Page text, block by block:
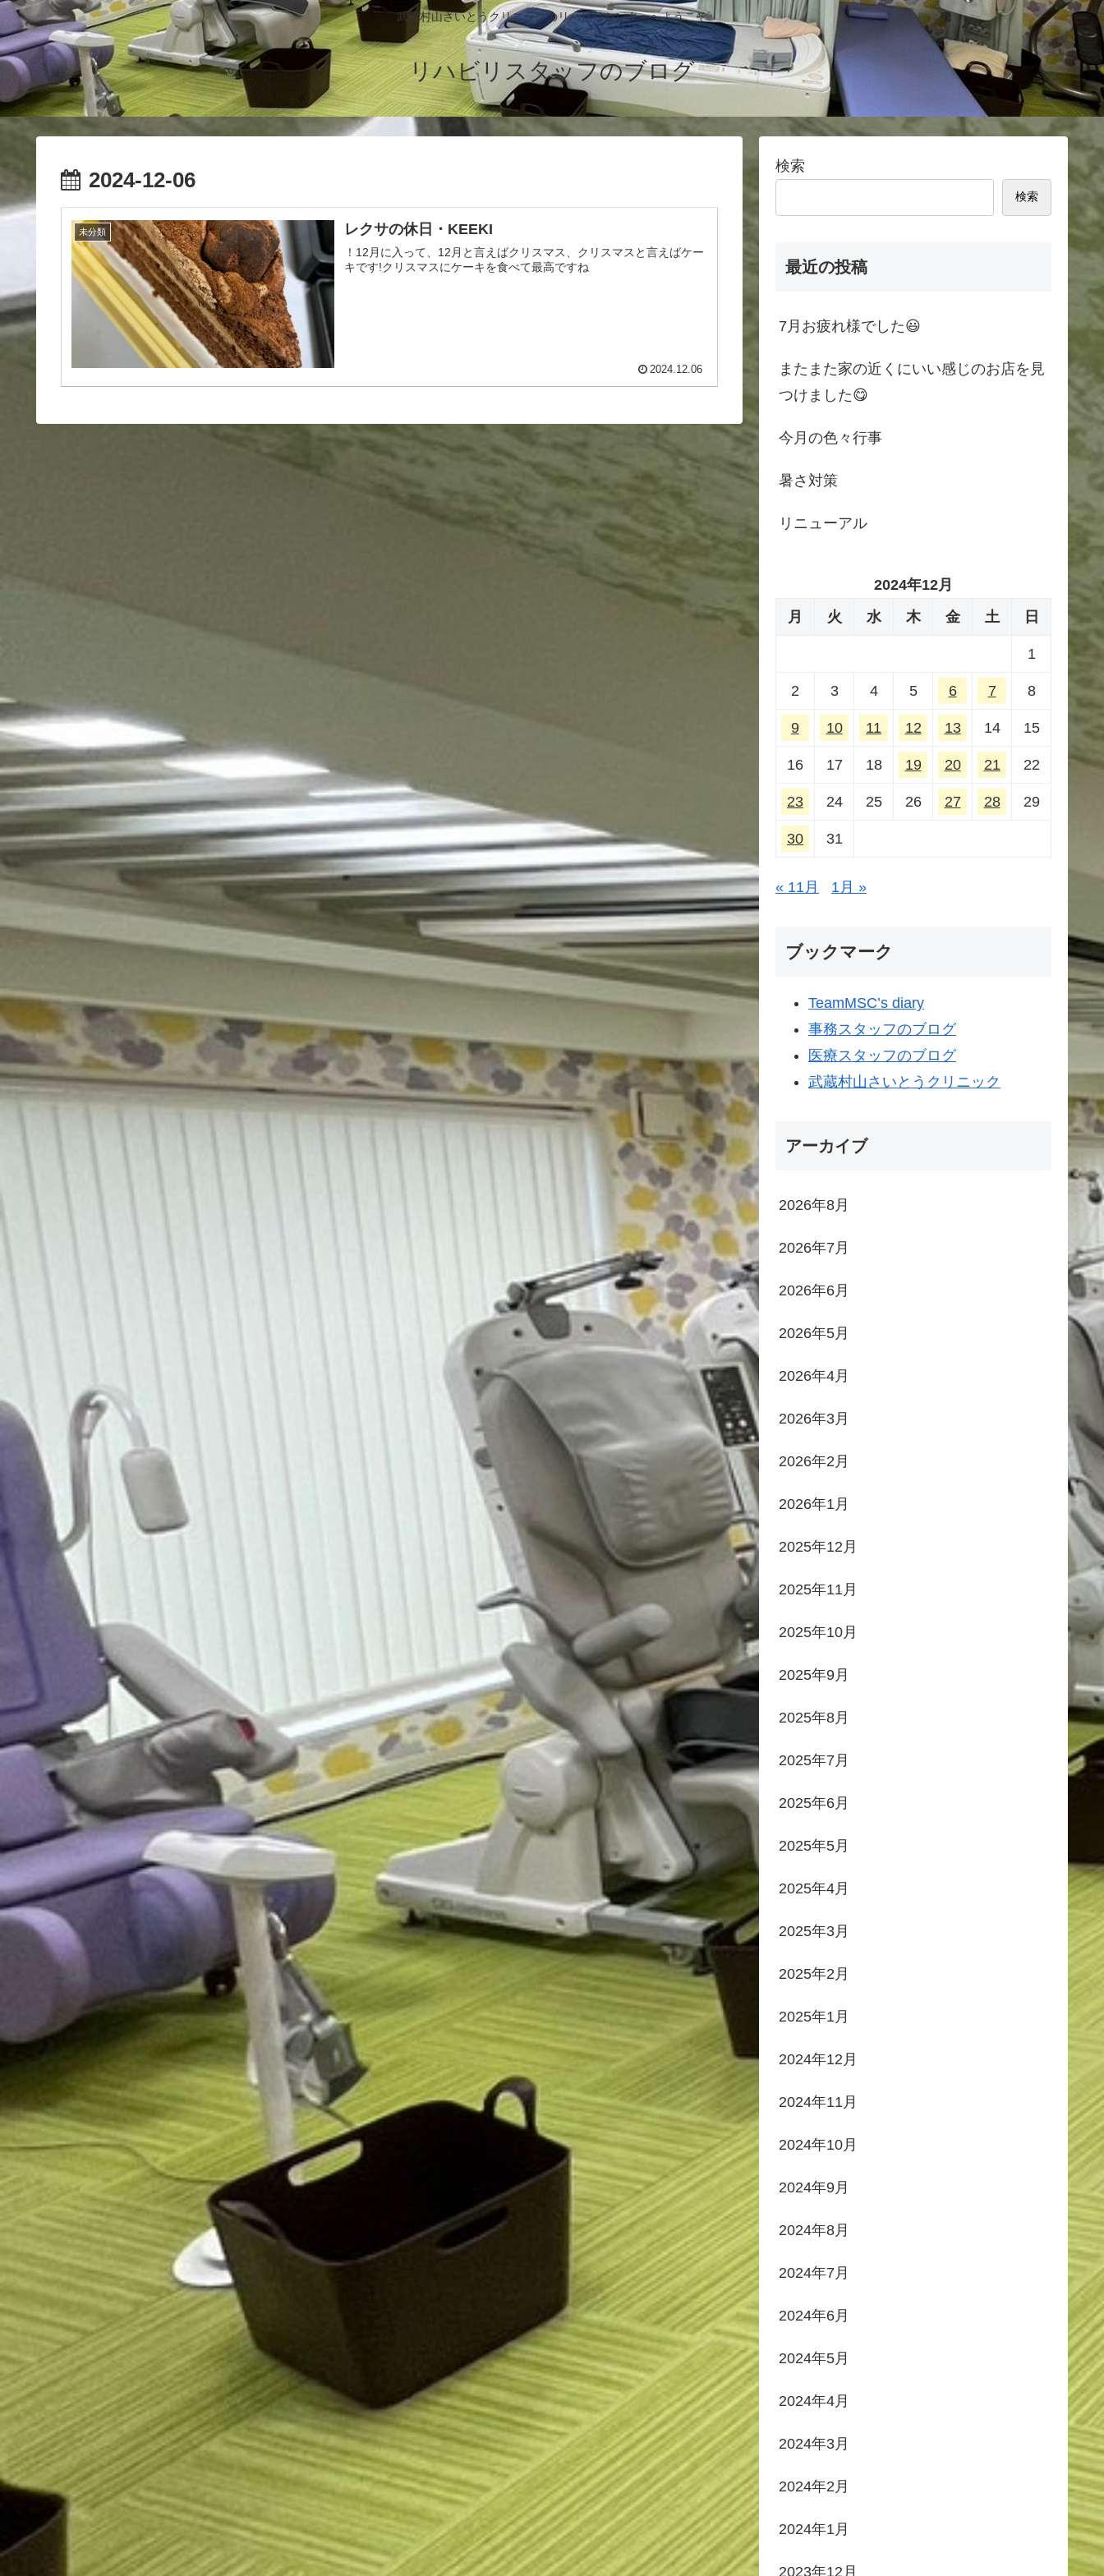
武蔵村山さいとうクリニックのリハビリセンターへようこそ
リハビリスタッフのブログ
2024-12-06
未分類 レクサの休日・KEEKI
！12月に入って、12月と言えばクリスマス、クリスマスと言えばケー
キです!クリスマスにケーキを食べて最高ですね
2024.12.06
検索
検索
最近の投稿
7月お疲れ様でした😃
またまた家の近くにいい感じのお店を見
つけました😋
今月の色々行事
暑さ対策
リニューアル
2024年12月
月
火 水 木 金 土 日
1
2 3 4 5 6 7 8
9 10 11 12 13 14 15
16 17 18 19 20 21 22
23 24 25 26 27 28 29
30 31
« 11月 1月 »
ブックマーク
TeamMSC’s diary
事務スタッフのブログ
医療スタッフのブログ
武蔵村山さいとうクリニック
アーカイブ
2026年8月
2026年7月
2026年6月
2026年5月
2026年4月
2026年3月
2026年2月
2026年1月
2025年12月
2025年11月
2025年10月
2025年9月
2025年8月
2025年7月
2025年6月
2025年5月
2025年4月
2025年3月
2025年2月
2025年1月
2024年12月
2024年11月
2024年10月
2024年9月
2024年8月
2024年7月
2024年6月
2024年5月
2024年4月
2024年3月
2024年2月
2024年1月
2023年12月